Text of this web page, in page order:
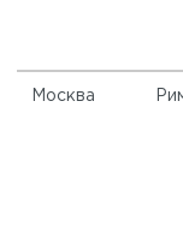
Москва